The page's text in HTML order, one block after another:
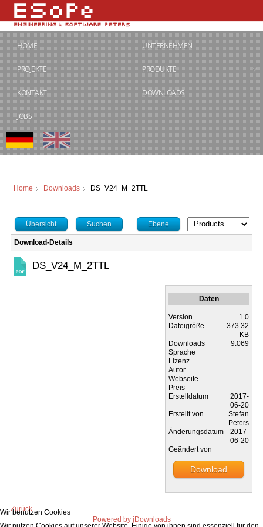
HOME UNTERNEHMEN
PROJEKTE PRODUKTE
KONTAKT DOWNLOADS
JOBS
Home Downloads DS_V24_M_2TTL
Übersicht Suchen Ebene
Download-Details
DS_V24_M_2TTL
Daten
Version
1.0
Dateigröße
373.32
KB
Downloads
9.069
Sprache
Lizenz
Autor
Webseite
Preis
Erstelldatum
2017-
06-20
Erstellt von
Stefan
Peters
Änderungsdatum
2017-
06-20
Geändert von
Download
Zurück
Powered by jDownloads
Wir benutzen Cookies